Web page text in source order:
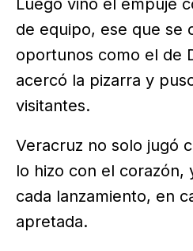
de equipo, ese que se
oportunos como el de
acercó la pizarra y
visitantes.
Veracruz no solo jugó
lo hizo con el corazón,
cada lanzamiento, en
apretada.